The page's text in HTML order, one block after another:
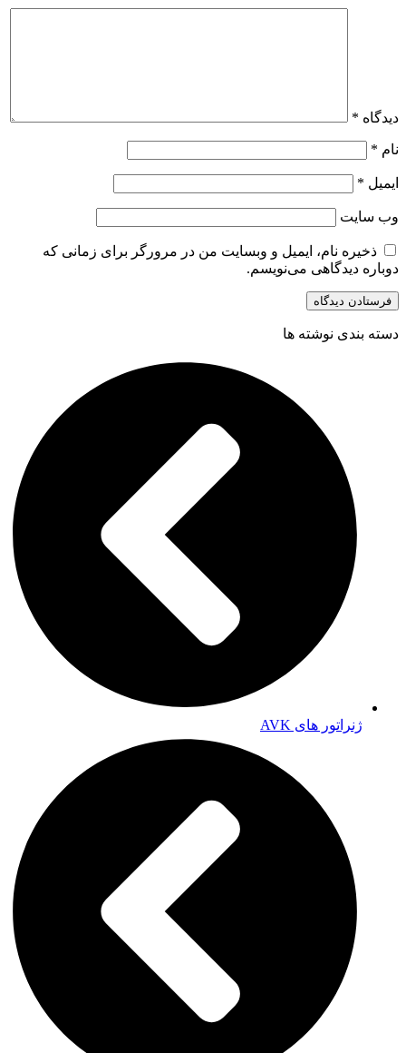
دیدگاه *
نام *
ایمیل *
وب‌ سایت
ذخیره نام، ایمیل و وبسایت من در مرورگر برای زمانی که
دوباره دیدگاهی می‌نویسم.
دسته بندی نوشته ها
ژنراتور های AVK